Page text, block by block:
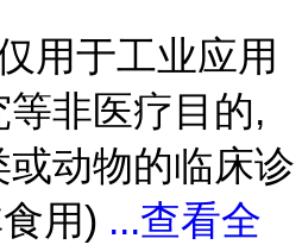
用于工业应用
非医疗目的,
动物的临床诊
用) ...查看全